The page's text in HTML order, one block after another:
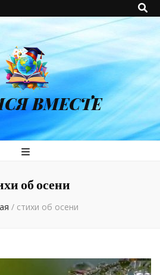
ВМЕСТЕ
об осени
/ стихи об осени